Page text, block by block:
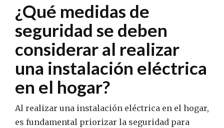
¿Qué medidas de
seguridad se deben
considerar al realizar
una instalación eléctrica
en el hogar?
Al realizar una instalación eléctrica en el hogar,
es fundamental priorizar la seguridad para